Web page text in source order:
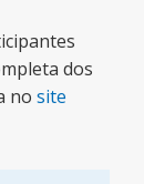
dos
nosite